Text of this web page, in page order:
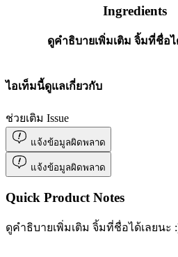
Ingredients
ดูคำธิบายเพิ่มเติม จิ้มที่ชื่อไ
ไอเท็มนี้ดูแลเกี่ยวกับ
ช่วยเติม Issue
แจ้งข้อมูลผิดพลาด
แจ้งข้อมูลผิดพลาด
Quick Product Notes
ดูคำธิบายเพิ่มเติม จิ้มที่ชื่อได้เลยนะ